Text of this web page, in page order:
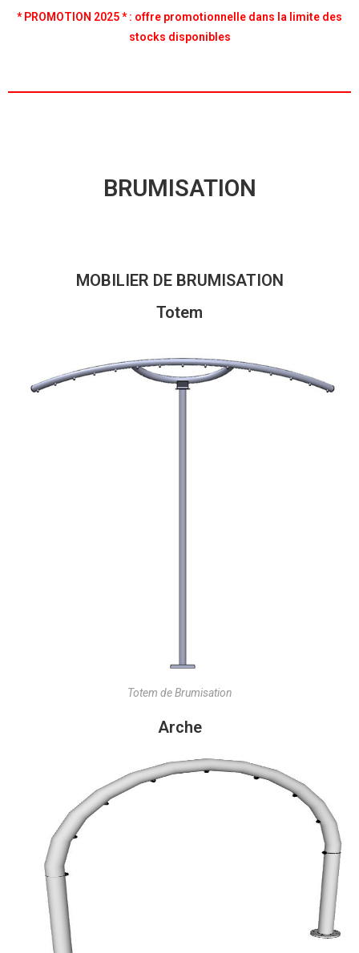
* PROMOTION 2025 * : offre promotionnelle dans la limite des
stocks disponibles
BRUMISATION
MOBILIER DE BRUMISATION
Totem
Totem de Brumisation
Arche